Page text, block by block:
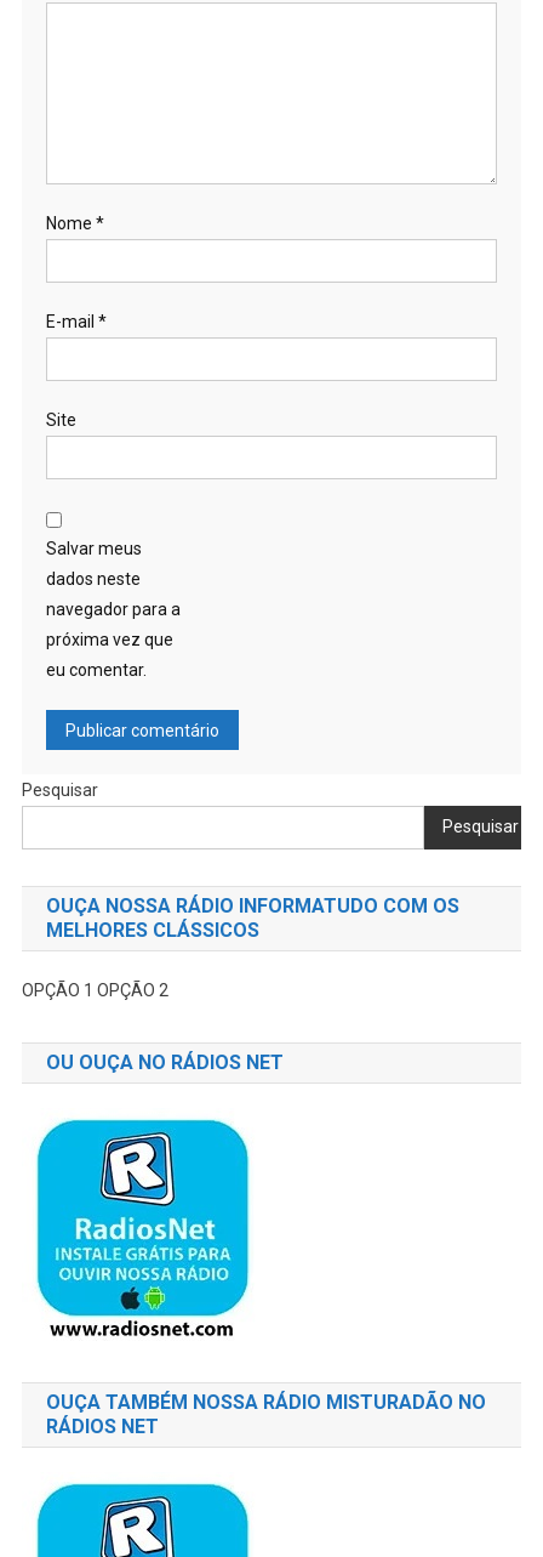
Nome *
E-mail *
Site
Salvar meus
dados neste
navegador para a
próxima vez que
eu comentar.
Pesquisar
Pesquisar
OUÇA NOSSA RÁDIO INFORMATUDO COM OS
MELHORES CLÁSSICOS
OPÇÃO 1 OPÇÃO 2
OU OUÇA NO RÁDIOS NET
OUÇA TAMBÉM NOSSA RÁDIO MISTURADÃO NO
RÁDIOS NET